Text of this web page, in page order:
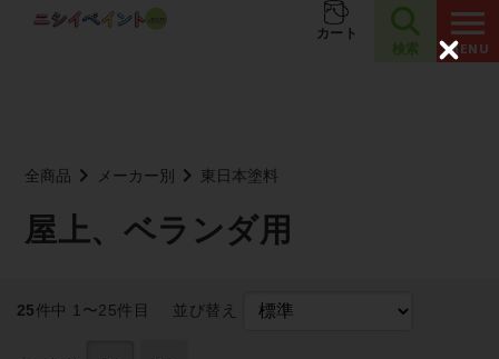
お知らせ 夏季休業のお知らせ
カート
検索
全商品 メーカー別 東日本塗料
屋上、ベランダ用
25 件中 1〜25件目 並び替え
C